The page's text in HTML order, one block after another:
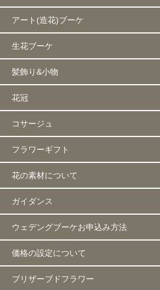
アート(造花)ブーケ
生花ブーケ
髪飾り&小物
花冠
コサージュ
フラワーギフト
花の素材について
ガイダンス
ウェデングブーケお申込み方法
価格の設定について
ブリザーブドフラワー